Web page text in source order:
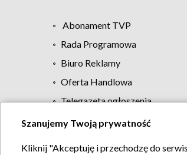
Abonament TVP
Rada Programowa
Biuro Reklamy
Oferta Handlowa
Telegazeta ogłoszenia
Szanujemy Twoją prywatność
Kliknij "Akceptuję i przechodzę do